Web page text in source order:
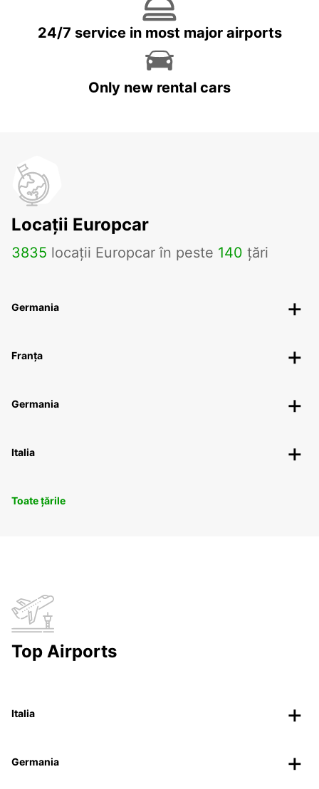
24/7 service in most major airports
Only new rental cars
Locații Europcar
3835 locații Europcar în peste 140 țări
Germania
Franța
Germania
Italia
Toate țările
Top Airports
Italia
Germania